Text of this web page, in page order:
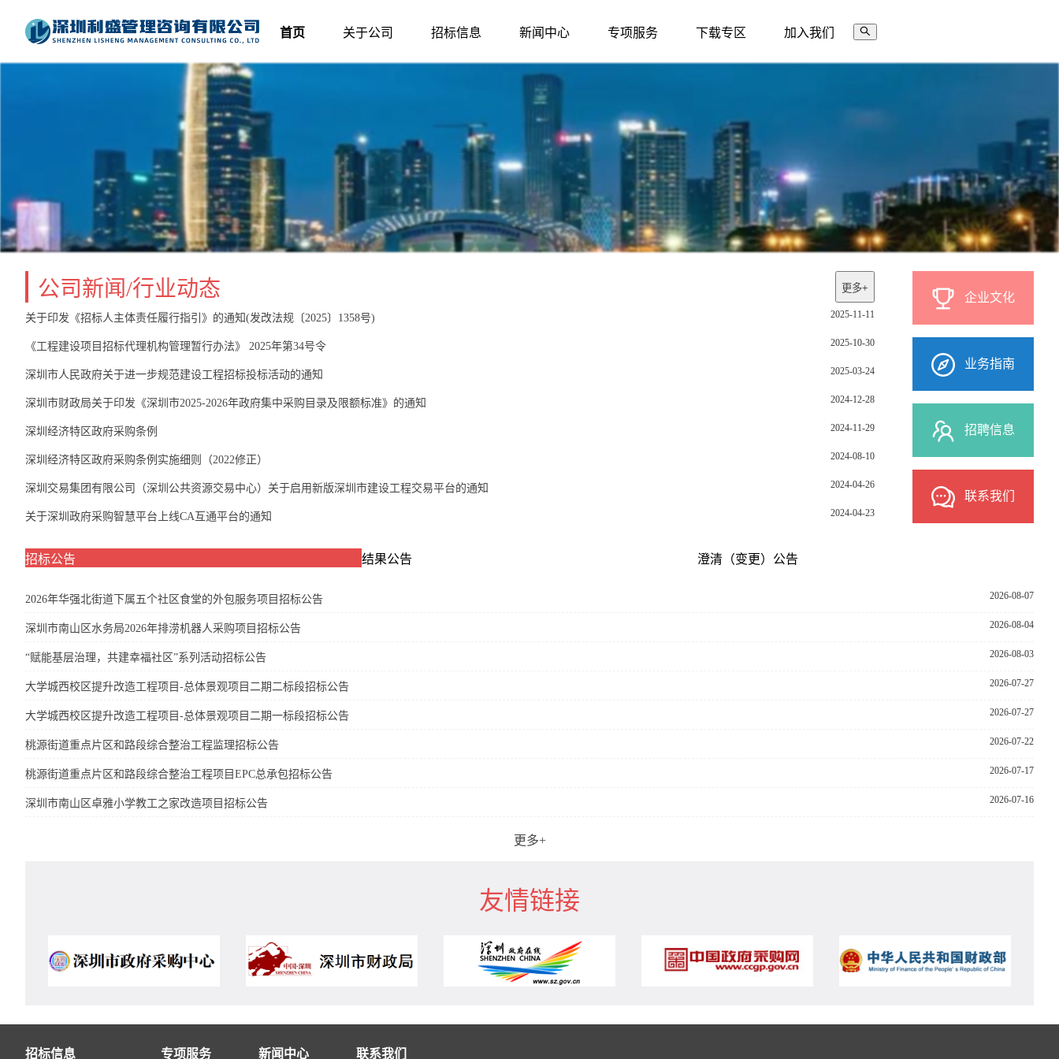
首页 关于公司 招标信息 新闻中心 专项服务 下载专区 加入我们
公司新闻/行业动态 更多+
关于印发《招标人主体责任履行指引》的通知(发改法规〔2025〕1358号) 2025-11-11
《工程建设项目招标代理机构管理暂行办法》 2025年第34号令 2025-10-30
深圳市人民政府关于进一步规范建设工程招标投标活动的通知 2025-03-24
深圳市财政局关于印发《深圳市2025-2026年政府集中采购目录及限额标准》的通知 2024-12-28
深圳经济特区政府采购条例 2024-11-29
深圳经济特区政府采购条例实施细则（2022修正） 2024-08-10
深圳交易集团有限公司（深圳公共资源交易中心）关于启用新版深圳市建设工程交易平台的通知 2024-04-26
关于深圳政府采购智慧平台上线CA互通平台的通知 2024-04-23
企业文化
业务指南
招聘信息
联系我们
招标公告 结果公告 澄清（变更）公告
2026年华强北街道下属五个社区食堂的外包服务项目招标公告 2026-08-07
深圳市南山区水务局2026年排涝机器人采购项目招标公告 2026-08-04
“赋能基层治理，共建幸福社区”系列活动招标公告 2026-08-03
大学城西校区提升改造工程项目-总体景观项目二期二标段招标公告 2026-07-27
大学城西校区提升改造工程项目-总体景观项目二期一标段招标公告 2026-07-27
桃源街道重点片区和路段综合整治工程监理招标公告 2026-07-22
桃源街道重点片区和路段综合整治工程项目EPC总承包招标公告 2026-07-17
深圳市南山区卓雅小学教工之家改造项目招标公告 2026-07-16
更多+
友情链接
招标信息 专项服务 新闻中心 联系我们